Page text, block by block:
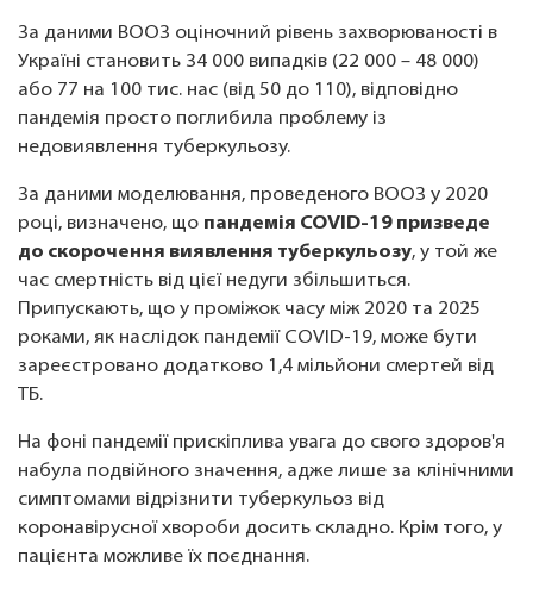
За даними ВООЗ оціночний рівень захворюваності в
Україні становить 34 000 випадків (22 000 – 48 000)
або 77 на 100 тис. нас (від 50 до 110), відповідно
пандемія просто поглибила проблему із
недовиявлення туберкульозу.
За даними моделювання, проведеного ВООЗ у 2020
році, визначено, що пандемія COVID-19 призведе
до скорочення виявлення туберкульозу, у той же
час смертність від цієї недуги збільшиться.
Припускають, що у проміжок часу між 2020 та 2025
роками, як наслідок пандемії COVID-19, може бути
зареєстровано додатково 1,4 мільйони смертей від
ТБ.
На фоні пандемії прискіплива увага до свого здоров'я
набула подвійного значення, адже лише за клінічними
симптомами відрізнити туберкульоз від
коронавірусної хвороби досить складно. Крім того, у
пацієнта можливе їх поєднання.